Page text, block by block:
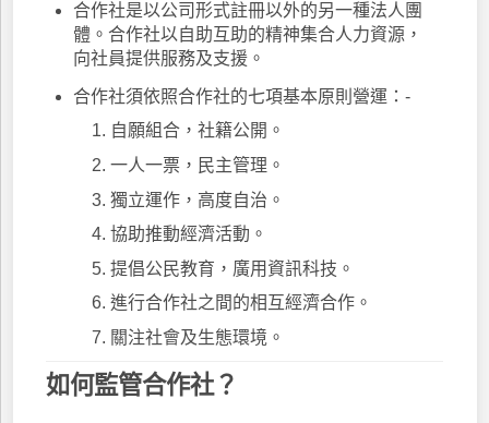
合作社是以公司形式註冊以外的另一種法人團
體。合作社以自助互助的精神集合人力資源，
向社員提供服務及支援。
合作社須依照合作社的七項基本原則營運：-
自願組合，社籍公開。
一人一票，民主管理。
獨立運作，高度自治。
協助推動經濟活動。
提倡公民教育，廣用資訊科技。
進行合作社之間的相互經濟合作。
關注社會及生態環境。
如何監管合作社？